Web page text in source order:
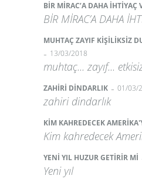
BİR MİRAC’A DAHA İHTİYAÇ
BİR MİRAC’A DAHA
MUHTAÇ ZAYIF KİŞİLİKSİZ
- 13/03/2018
muhtaç... zayıf...
ZAHİRİ DİNDARLIK - 01/03/
zahiri dindarlık
KİM KAHREDECEK
Kim kahredecek
YENİ YIL HUZUR GETİRİR Mİ
Yeni yıl